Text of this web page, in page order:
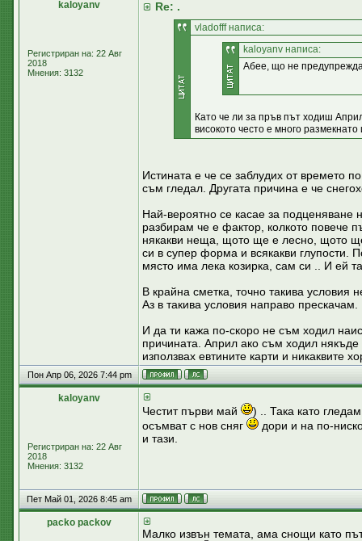
kaloyanv
Регистриран на: 22 Авг
2018
Мнения: 3132
Re: .
vladofff написа:
kaloyanv написа:
Абее, що не
Като че ли за пръв път ходиш
високото често е много
Истината е че се заблудих от времето
съм гледал. Другата причина е че
Най-вероятно се касае за подценяване
разбирам че е фактор, колкото повече
някакви неща, щото ще е лесно, щото
си в супер форма и всякакви
място има лека козирка, сам си .. И ей
В крайна сметка, точно такива условия
Аз в такива условия направо прескачам.
И да ти кажа по-скоро не съм ходил
причината. Април ако съм ходил
използвах евтините карти и никаквите
Пон Апр 06, 2026 7:44 pm
kaloyanv
Регистриран на: 22 Авг
2018
Мнения: 3132
Честит първи май
) .. Така като
осъмват с нов сняг
дори и на по-
и тази.
Пет Май 01, 2026 8:45 am
packo packov
Малко извън темата, ама снощи като